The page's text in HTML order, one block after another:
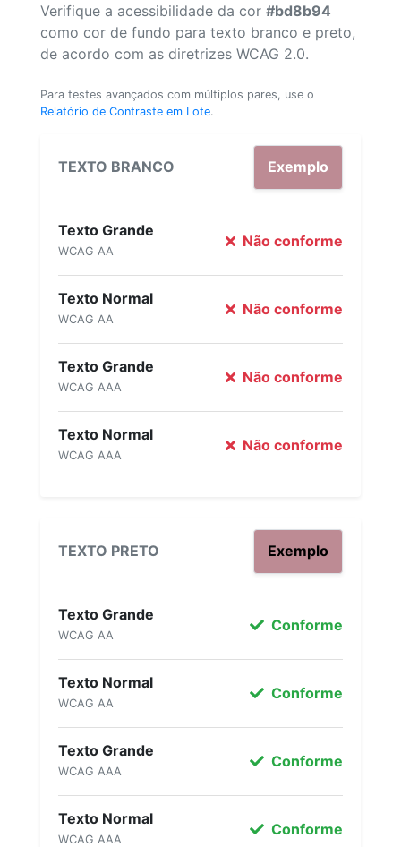
Verifique a acessibilidade da cor #bd8b94
como cor de fundo para texto branco e preto,
de acordo com as diretrizes WCAG 2.0.
Para testes avançados com múltiplos pares, use o
Relatório de Contraste em Lote.
TEXTO BRANCO Exemplo
Texto Grande
WCAG AA
Não conforme
Texto Normal
WCAG AA
Não conforme
Texto Grande
WCAG AAA
Não conforme
Texto Normal
WCAG AAA
Não conforme
TEXTO PRETO Exemplo
Texto Grande
WCAG AA
Conforme
Texto Normal
WCAG AA
Conforme
Texto Grande
WCAG AAA
Conforme
Texto Normal
WCAG AAA
Conforme